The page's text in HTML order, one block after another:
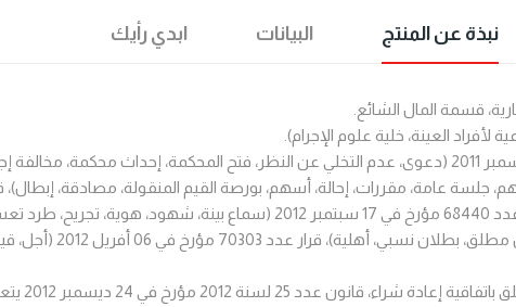
نبذة عن المنتج البيانات ابدي رأيك
قسمة المال الشائع.
العينة، خلية علوم الإجرام).
*من فقه القضاء: قرارات تعقيبية مدنية، قرار عدد 53214 مؤرخ في 06 ديسمبر 2011 (دعوى، عدم التخلي عن النظر،
عمى، اصطحاب، سلطة